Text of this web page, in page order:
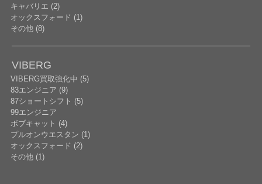
キャバリエ (2)
オックスフォード (1)
その他 (8)
VIBERG
VIBERG買取強化中 (5)
83エンジニア (9)
87ショートシフト (5)
99エンジニア
ボブキャット (4)
プルオンウエスタン (1)
オックスフォード (2)
その他 (1)